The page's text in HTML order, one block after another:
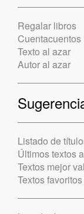
Regalar libros
Cuentacuentos
Texto al azar
Autor al azar
Listado de
Últimos textos
Textos mejor
Textos favoritos